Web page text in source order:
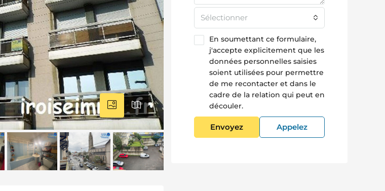
Sélectionner
En soumettant ce formulaire,
j'accepte explicitement que les
données personnelles saisies
soient utilisées pour permettre
de me recontacter et dans le
cadre de la relation qui peut en
découler.
Envoyez Appelez